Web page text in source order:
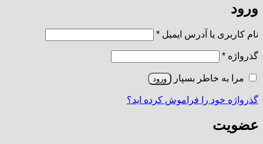
ورود
نام کاربری یا آدرس ایمیل *الزامی
گذرواژه *الزامی
مرا به خاطر بسپار ورود
گذرواژه خود را فراموش کرده اید؟
عضویت